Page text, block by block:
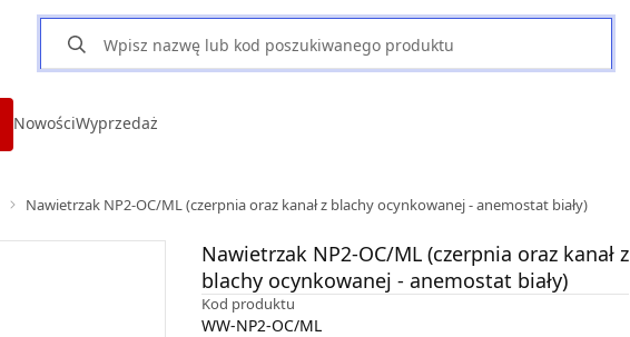
NowościWyprzedaż
Nawietrzak NP2-OC/ML (czerpnia oraz kanał z blachy ocynkowanej - anemostat biały)
Nawietrzak NP2-OC/ML (czerpnia oraz kanał z
blachy ocynkowanej - anemostat biały)
Kod produktu
WW-NP2-OC/ML